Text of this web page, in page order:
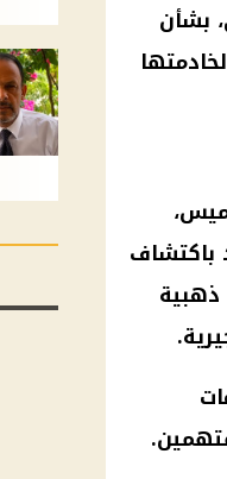
بشأن
باكتشاف
ذهبية